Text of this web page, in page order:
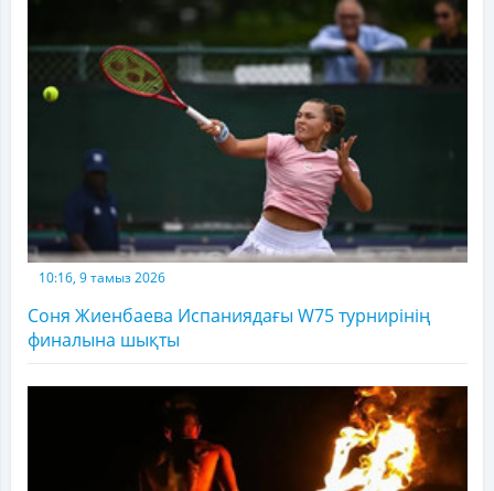
10:16, 9 тамыз 2026
Соня Жиенбаева Испаниядағы W75 турнирінің
финалына шықты